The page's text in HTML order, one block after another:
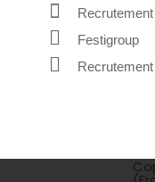
Festigroup